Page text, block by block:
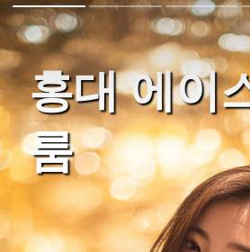
홍대 에이
룸